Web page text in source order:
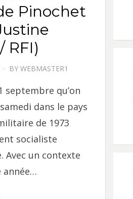
Pinochet
RFI)
BY WEBMASTER1
septembre qu’on
dans le pays
de 1973
socialiste
Avec un contexte